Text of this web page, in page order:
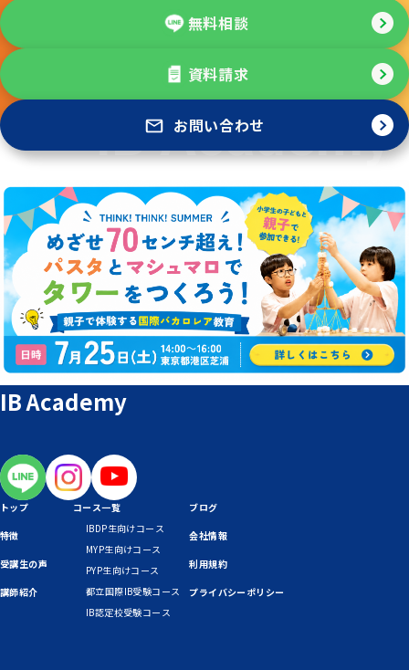
無料相談
資料請求
お問い合わせ
IB Academy
トップ
特徴
受講生の声
講師紹介
コース一覧
IBDP生向けコース
MYP生向けコース
PYP生向けコース
都立国際IB受験コース
IB認定校受験コース
ブログ
会社情報
利用規約
プライバシーポリシー